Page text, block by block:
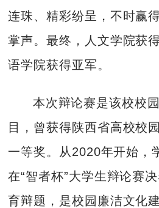
连珠、精彩纷呈，不时赢
掌声。最终，人文学院获
语学院获得亚军。
本次辩论赛是该校校
目，曾获得陕西省高校校
一等奖。从2020年开始，
在“智者杯”大学生辩论赛
育辩题，是校园廉洁文化